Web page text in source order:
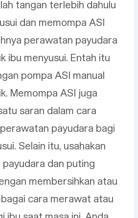
tangan terlebih dahulu
dan memompa ASI
perawatan payudara
ibu menyusui. Entah itu
pompa ASI manual
Memompa ASI juga
saran dalam cara
payudara bagi
Selain itu, usahakan
payudara dan puting
membersihkan atau
cara merawat atau